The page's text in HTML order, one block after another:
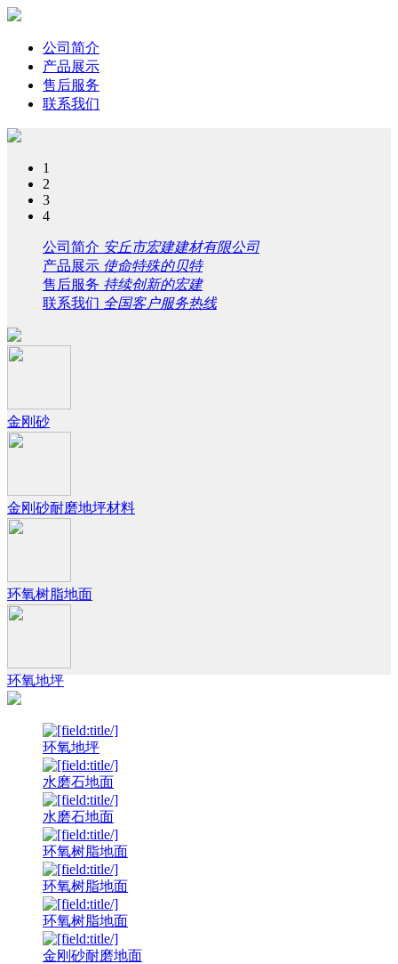
公司简介
产品展示
售后服务
联系我们
1
2
3
4
公司简介 安丘市宏建建材有限公司
产品展示 使命特殊的贝特
售后服务 持续创新的宏建
联系我们 全国客户服务热线
金刚砂
金刚砂耐磨地坪材料
环氧树脂地面
环氧地坪
环氧地坪
水磨石地面
水磨石地面
环氧树脂地面
环氧树脂地面
环氧树脂地面
金刚砂耐磨地面